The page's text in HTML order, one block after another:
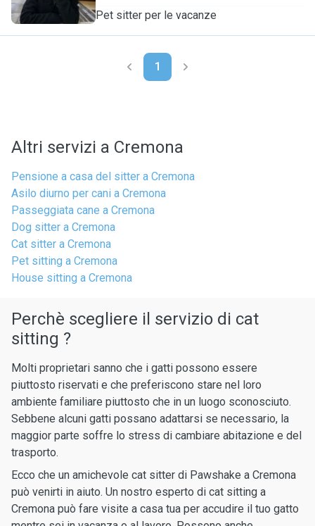
Pet sitter per le vacanze
1
Altri servizi a Cremona
Pensione a casa del sitter a Cremona
Asilo diurno per cani a Cremona
Passeggiata cane a Cremona
Dog sitter a Cremona
Cat sitter a Cremona
Pet sitting a Cremona
House sitting a Cremona
Perchè scegliere il servizio di cat
sitting ?
Molti proprietari sanno che i gatti possono essere
piuttosto riservati e che preferiscono stare nel loro
ambiente familiare piuttosto che in un luogo sconosciuto.
Sebbene alcuni gatti possano adattarsi se necessario, la
maggior parte soffre lo stress di cambiare abitazione e del
trasporto.
Ecco che un amichevole cat sitter di Pawshake a Cremona
può venirti in aiuto. Un nostro esperto di cat sitting a
Cremona può fare visite a casa tua per accudire il tuo gatto